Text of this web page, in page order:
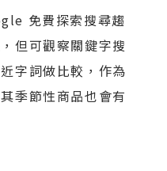
免費探索搜尋趨
但可觀察關鍵字搜
字詞做比較，作為
季節性商品也會有